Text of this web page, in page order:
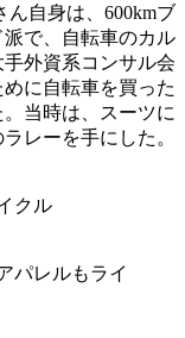
自身は、600kmブ
で、自転車のカル
外資系コンサル会
に自転車を買った
当時は、スーツに
レーを手にした。
クル
パレルもライ